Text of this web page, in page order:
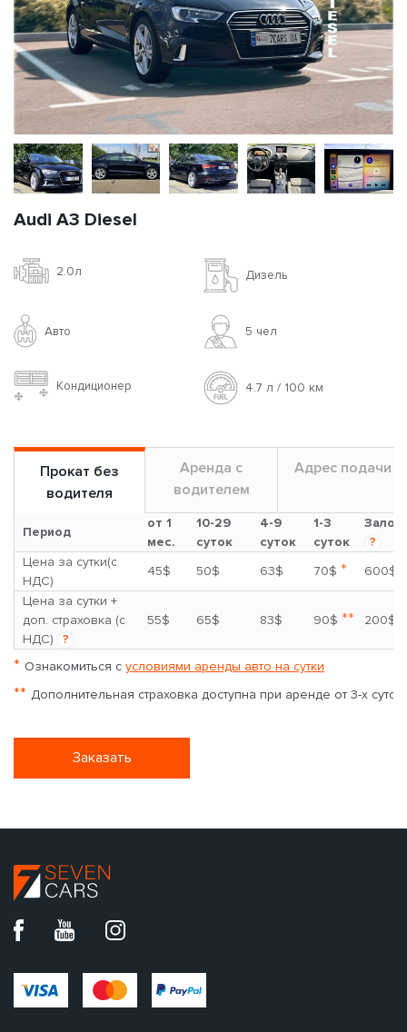
Audi A3 Diesel
2.0л Дизель
Авто 5 чел
Кондиционер 4.7 л / 100 км
Прокат без
водителя
Аренда с
водителем
Адрес подачи
Период
от 1
мес.
10-29
суток
4-9
суток
1-3
суток
Залог
?
Цена за сутки(с
НДС)
45$ 50$ 63$ 70$ *
600$
Цена за сутки +
доп. страховка (с
НДС)
?
55$ 65$ 83$ 90$ ** 200$
* Ознакомиться с условиями аренды авто на сутки
** Дополнительная страховка доступна при аренде от 3-х суток
Заказать